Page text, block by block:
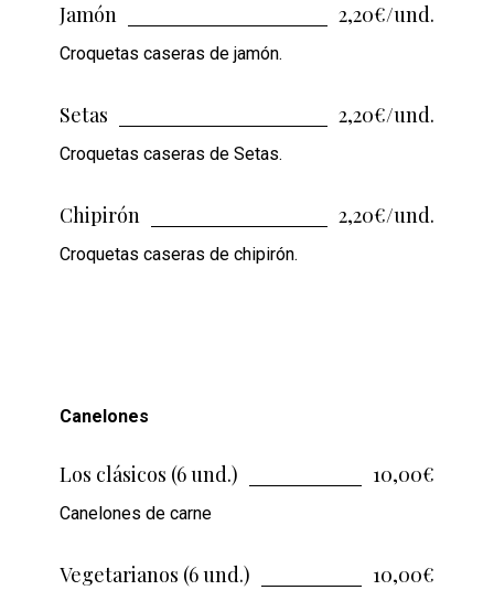
Jamón 2,20€/und.
Croquetas caseras de jamón.
Setas 2,20€/und.
Croquetas caseras de Setas.
Chipirón 2,20€/und.
Croquetas caseras de chipirón.
Canelones
Los clásicos (6 und.) 10,00€
Canelones de carne
Vegetarianos (6 und.) 10,00€